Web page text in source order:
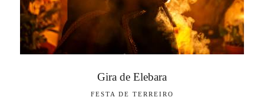
Gira de Elebara
FESTA DE TERREIRO